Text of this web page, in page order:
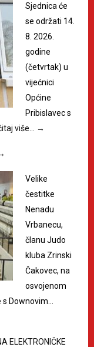
Sjednica će
se održati 14.
8. 2026.
godine
(četvrtak) u
vijećnici
Općine
Pribislavec s
više… →
Velike
čestitke
Nenadu
Vrbanecu,
članu Judo
kluba Zrinski
Čakovec, na
osvojenom
Downovim…
ELEKTRONIČKE